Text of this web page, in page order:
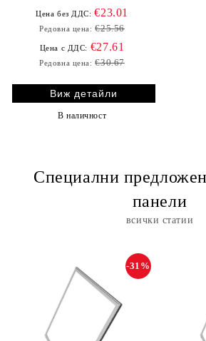
Цена без ДДС: €23.01
Редовна цена: €25.56
Цена с ДДС: €27.61
Редовна цена: €30.67
Виж детайли
В наличност
Специални
панели
всички статии
-31%